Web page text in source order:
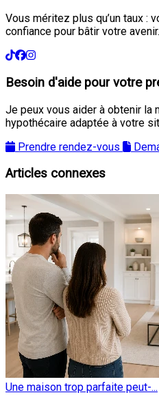
Vous méritez plus qu’un taux :
confiance pour bâtir votre avenir.
Besoin d'aide pour votre
Je peux vous aider à obtenir la
hypothécaire adaptée à votre
Prendre rendez-vous
Articles connexes
Une maison trop parfaite peut-...